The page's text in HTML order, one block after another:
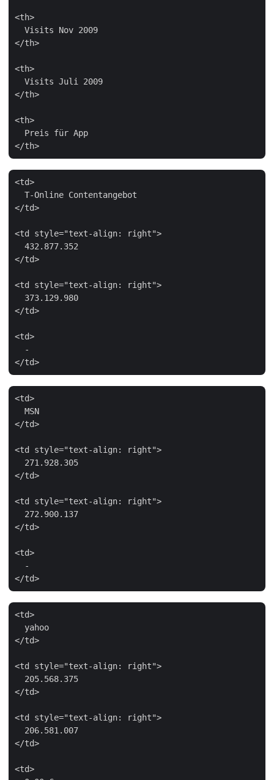
<th>
  Visits Nov 2009
</th>
<th>
  Visits Juli 2009
</th>
<th>
  Preis für App
<td>
  T-Online Contentangebot
</td>
<td style="text-align: right">
  432.877.352
</td>
<td style="text-align: right">
  373.129.980
</td>
<td>
  -
<td>
  MSN
</td>
<td style="text-align: right">
  271.928.305
</td>
<td style="text-align: right">
  272.900.137
</td>
<td>
  -
<td>
  yahoo
</td>
<td style="text-align: right">
  205.568.375
</td>
<td style="text-align: right">
  206.581.007
</td>
<td>